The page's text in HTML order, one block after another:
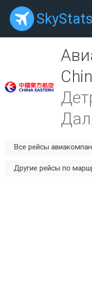
Все рейсы
Другие рейсы по